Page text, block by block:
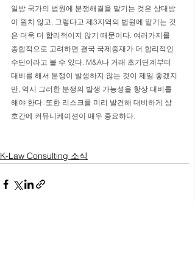
일방 국가의 법원에 분쟁해결을 맡기는 것은 상대방
이 원치 않고, 그렇다고 제3지역의 법원에 맡기는 것
은 더욱 더 합리적이지 않기 때문이다. 여러가지를
종합적으로 고려하면 결국 국제중재가 더 합리적인
수단이라고 볼 수 있다. M&A나 거래 초기단계부터
대비를 해서 분쟁이 발생하지 않는 것이 제일 좋겠지
만, 역시 그러한 분쟁의 발생 가능성을 항상 대비를
해야 한다. 또한 리스크를 미리 발견해 대비하게 상
호간에 커뮤니케이션이 매우 중요하다.
K-Law Consulting 소식